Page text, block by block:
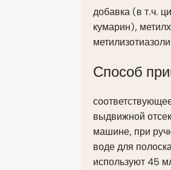
добавка (в т.ч.
кумарин),
Способ
выдвижной
машине, при
воде для
используют 45